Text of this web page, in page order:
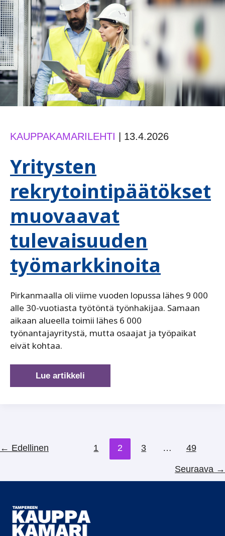
ja
taloushaasteita
KAUPPAKAMARILEHTI 13.4.2026
Yritysten
rekrytointipäätökset
muovaavat
tulevaisuuden
työmarkkinoita
Pirkanmaalla oli viime vuoden lopussa lähes 9 000
alle 30-vuotiasta työtöntä työnhakijaa. Samaan
aikaan alueella toimii lähes 6 000
työnantajayritystä, mutta osaajat ja työpaikat
eivät kohtaa.
Yritysten
rekrytointipäätökset
Lue artikkeli
← Edellinen 1 2 3 … 49
Seuraava →